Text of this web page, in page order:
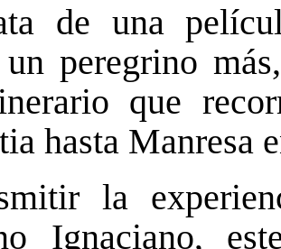
de una
peregrino
que
hasta Manresa
la
Ignaciano,